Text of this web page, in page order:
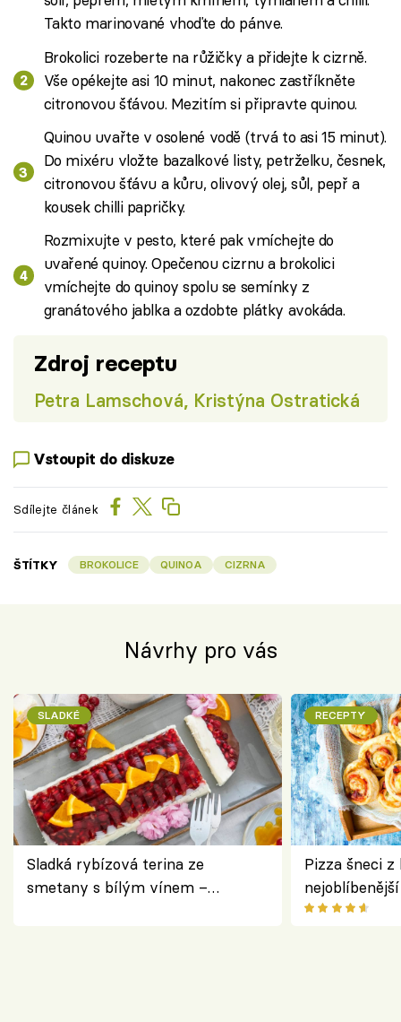
Takto marinované vhoďte do pánve.
Brokolici rozeberte na růžičky a přidejte k cizrně.
Vše opékejte asi 10 minut, nakonec zastříkněte
citronovou šťávou. Mezitím si připravte quinou.
Quinou uvařte v osolené vodě (trvá to asi 15 minut).
Do mixéru vložte bazalkové listy, petrželku, česnek,
citronovou šťávu a kůru, olivový olej, sůl, pepř a
kousek chilli papričky.
Rozmixujte v pesto, které pak vmíchejte do
uvařené quinoy. Opečenou cizrnu a brokolici
vmíchejte do quinoy spolu se semínky z
granátového jablka a ozdobte plátky avokáda.
Zdroj receptu
Petra Lamschová, Kristýna Ostratická
Vstoupit do diskuze
Sdílejte článek
ŠTÍTKY BROKOLICE QUINOA CIZRNA
Návrhy pro vás
SLADKÉ
Sladká rybízová terina ze
smetany s bílým vínem –
RECEPTY
Pizza šneci